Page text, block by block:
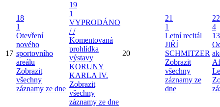
17
18
1
Otevření
nového
sportovního
areálu
Zobrazit
všechny
záznamy ze dne
19
1
VYPRODÁNO
/ /
Komentovaná
prohlídka
výstavy
KORUNY
KARLA IV.
Zobrazit
všechny
záznamy ze dne
20
21
1
Letní recitál
JIŘÍ
SCHMITZER
Zobrazit
všechny
záznamy ze
dne
22
4